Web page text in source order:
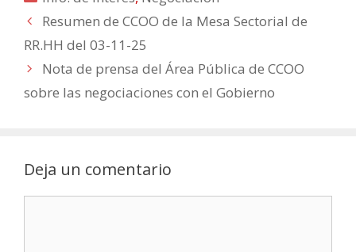
Resumen de CCOO de la Mesa Sectorial de
RR.HH del 03-11-25
Nota de prensa del Área Pública de CCOO
sobre las negociaciones con el Gobierno
Deja un comentario